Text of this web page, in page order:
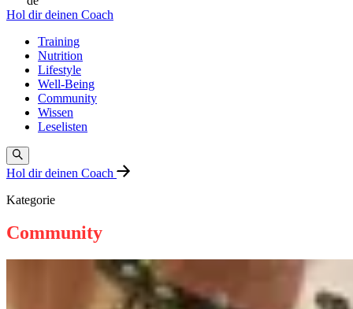
Hol dir deinen Coach
Training
Nutrition
Lifestyle
Well-Being
Community
Wissen
Leselisten
Hol dir deinen Coach
Kategorie
Community